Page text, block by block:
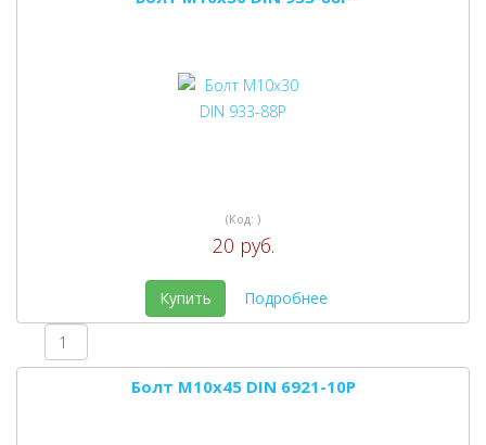
(Код: )
20 руб.
Купить Подробнее
Болт M10x45 DIN 6921-10P